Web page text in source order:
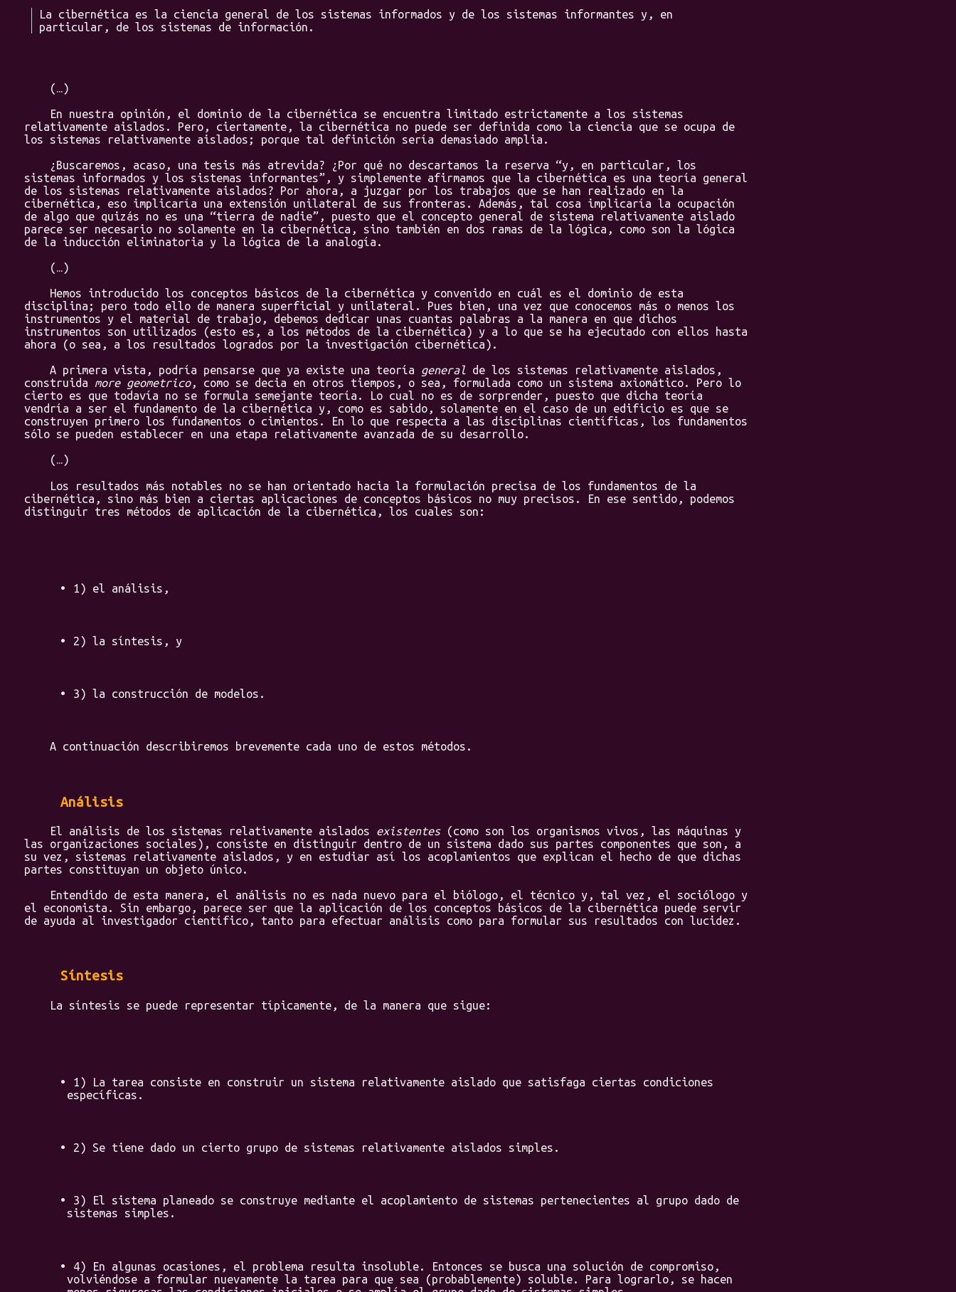
La cibernética es la ciencia general de los sistemas informados y de los sistemas informantes y, en
particular, de los sistemas de información.
(…)
En nuestra opinión, el dominio de la cibernética se encuentra limitado estrictamente a los sistemas
relativamente aislados. Pero, ciertamente, la cibernética no puede ser definida como la ciencia que se ocupa de
los sistemas relativamente aislados; porque tal definición sería demasiado amplia.
¿Buscaremos, acaso, una tesis más atrevida? ¿Por qué no descartamos la reserva “y, en particular, los
sistemas informados y los sistemas informantes”, y simplemente afirmamos que la cibernética es una teoría general
de los sistemas relativamente aislados? Por ahora, a juzgar por los trabajos que se han realizado en la
cibernética, eso implicaría una extensión unilateral de sus fronteras. Además, tal cosa implicaría la ocupación
de algo que quizás no es una “tierra de nadie”, puesto que el concepto general de sistema relativamente aislado
parece ser necesario no solamente en la cibernética, sino también en dos ramas de la lógica, como son la lógica
de la inducción eliminatoria y la lógica de la analogía.
(…)
Hemos introducido los conceptos básicos de la cibernética y convenido en cuál es el dominio de esta
disciplina; pero todo ello de manera superficial y unilateral. Pues bien, una vez que conocemos más o menos los
instrumentos y el material de trabajo, debemos dedicar unas cuantas palabras a la manera en que dichos
instrumentos son utilizados (esto es, a los métodos de la cibernética) y a lo que se ha ejecutado con ellos hasta
ahora (o sea, a los resultados logrados por la investigación cibernética).
A primera vista, podría pensarse que ya existe una teoría generalde los sistemas relativamente aislados,
construida more geometrico, como se decia en otros tiempos, o sea, formulada como un sistema axiomático. Pero lo
cierto es que todavía no se formula semejante teoría. Lo cual no es de sorprender, puesto que dicha teoría
vendría a ser el fundamento de la cibernética y, como es sabido, solamente en el caso de un edificio es que se
construyen primero los fundamentos o cimientos. En lo que respecta a las disciplinas científicas, los fundamentos
sólo se pueden establecer en una etapa relativamente avanzada de su desarrollo.
(…)
Los resultados más notables no se han orientado hacia la formulación precisa de los fundamentos de la
cibernética, sino más bien a ciertas aplicaciones de conceptos básicos no muy precisos. En ese sentido, podemos
distinguir tres métodos de aplicación de la cibernética, los cuales son:
1) el análisis,
2) la síntesis, y
3) la construcción de modelos.
A continuación describiremos brevemente cada uno de estos métodos.
Análisis
El análisis de los sistemas relativamente aislados existentes(como son los organismos vivos, las máquinas y
las organizaciones sociales), consiste en distinguir dentro de un sistema dado sus partes componentes que son, a
su vez, sistemas relativamente aislados, y en estudiar así los acoplamientos que explican el hecho de que dichas
partes constituyan un objeto único.
Entendido de esta manera, el análisis no es nada nuevo para el biólogo, el técnico y, tal vez, el sociólogo y
el economista. Sin embargo, parece ser que la aplicación de los conceptos básicos de la cibernética puede servir
de ayuda al investigador científico, tanto para efectuar análisis como para formular sus resultados con lucidez.
Síntesis
La síntesis se puede representar típicamente, de la manera que sigue:
1) La tarea consiste en construir un sistema relativamente aislado que satisfaga ciertas condiciones
específicas.
2) Se tiene dado un cierto grupo de sistemas relativamente aislados simples.
3) El sistema planeado se construye mediante el acoplamiento de sistemas pertenecientes al grupo dado de
sistemas simples.
4) En algunas ocasiones, el problema resulta insoluble. Entonces se busca una solución de compromiso,
volviéndose a formular nuevamente la tarea para que sea (probablemente) soluble. Para lograrlo, se hacen